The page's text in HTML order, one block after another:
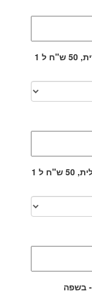
אישור על תקופת לימודים - בשפה העברית, 50 ש"ח ל 1
אישור על תקופת לימודים - בשפה האנגלית, 50 ש"ח ל 1
- בשפה